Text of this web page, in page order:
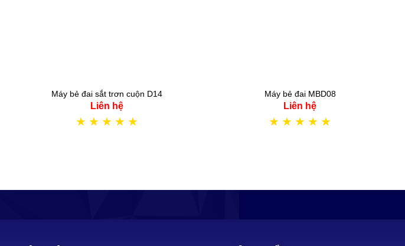
Máy bẻ đai sắt trơn cuộn D14
Liên hệ
★ ★ ★ ★ ★
Máy bẻ đai MBD08
Liên hệ
★ ★ ★ ★ ★